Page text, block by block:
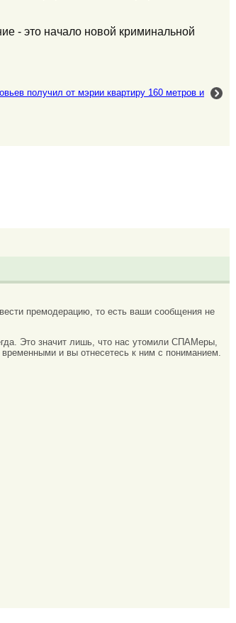
- это начало новой криминальной
получил от мэрии квартиру 160 метров и
премодерацию, то есть ваши сообщения не
Это значит лишь, что нас утомили СПАМеры,
и вы отнесетесь к ним с пониманием.